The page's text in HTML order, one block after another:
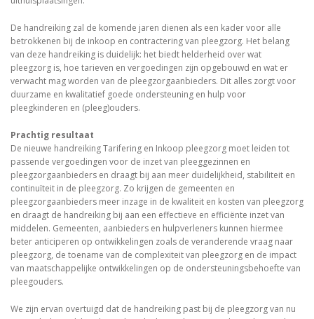
De handreiking zal de komende jaren dienen als een kader voor alle
betrokkenen bij de inkoop en contractering van pleegzorg. Het belang
van deze handreiking is duidelijk: het biedt helderheid over wat
pleegzorg is, hoe tarieven en vergoedingen zijn opgebouwd en wat er
verwacht mag worden van de pleegzorgaanbieders. Dit alles zorgt voor
duurzame en kwalitatief goede ondersteuning en hulp voor
pleegkinderen en (pleeg)ouders.
Prachtig resultaat
De nieuwe handreiking Tarifering en Inkoop pleegzorg moet leiden tot
passende vergoedingen voor de inzet van pleeggezinnen en
pleegzorgaanbieders en draagt bij aan meer duidelijkheid, stabiliteit en
continuïteit in de pleegzorg. Zo krijgen de gemeenten en
pleegzorgaanbieders meer inzage in de kwaliteit en kosten van pleegzorg
en draagt de handreiking bij aan een effectieve en efficiënte inzet van
middelen. Gemeenten, aanbieders en hulpverleners kunnen hiermee
beter anticiperen op ontwikkelingen zoals de veranderende vraag naar
pleegzorg, de toename van de complexiteit van pleegzorg en de impact
van maatschappelijke ontwikkelingen op de ondersteuningsbehoefte van
pleegouders.
We zijn ervan overtuigd dat de handreiking past bij de pleegzorg van nu